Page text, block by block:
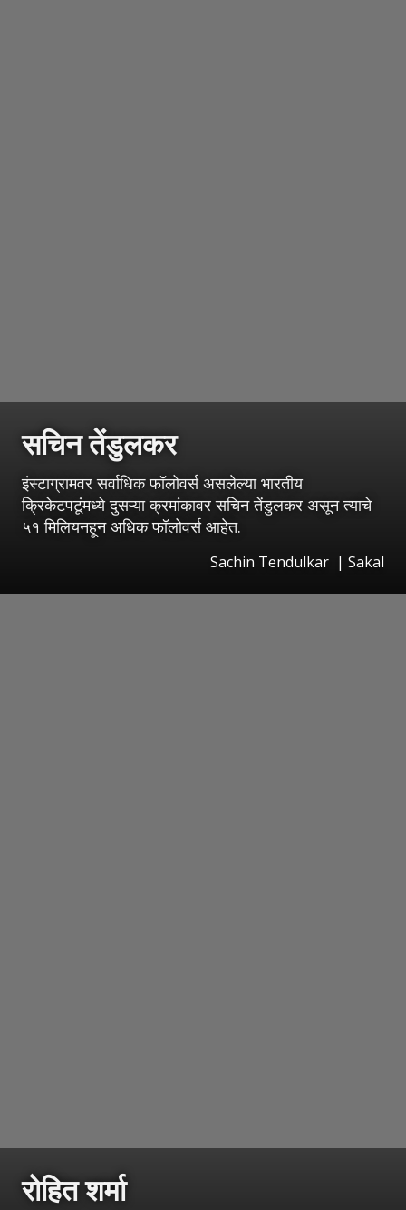
सचिन तेंडुलकर
इंस्टाग्रामवर सर्वाधिक फॉलोवर्स असलेल्या भारतीय
क्रिकेटपटूंमध्ये दुसऱ्या क्रमांकावर सचिन तेंडुलकर असून त्याचे
५१ मिलियनहून अधिक फॉलोवर्स आहेत.
Sachin Tendulkar | Sakal
रोहित शर्मा